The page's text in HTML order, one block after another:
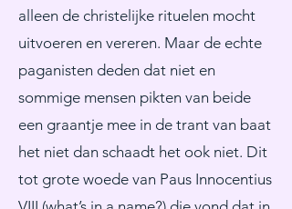
alleen de christelijke rituelen mocht
uitvoeren en vereren. Maar de echte
paganisten deden dat niet en
sommige mensen pikten van beide
een graantje mee in de trant van baat
het niet dan schaadt het ook niet. Dit
tot grote woede van Paus Innocentius